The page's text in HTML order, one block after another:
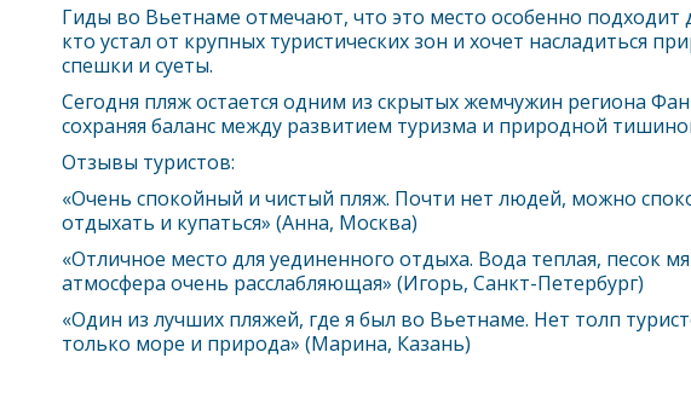
Гиды во Вьетнаме отмечают, что это место особенно подходит
кто устал от крупных туристических зон и хочет насладиться
спешки и суеты.
Сегодня пляж остается одним из скрытых жемчужин региона
сохраняя баланс между развитием туризма и природной
Отзывы туристов:
«Очень спокойный и чистый пляж. Почти нет людей, можно
отдыхать и купаться» (Анна, Москва)
«Отличное место для уединенного отдыха. Вода теплая, песок
атмосфера очень расслабляющая» (Игорь, Санкт-Петербург)
«Один из лучших пляжей, где я был во Вьетнаме. Нет толп
только море и природа» (Марина, Казань)